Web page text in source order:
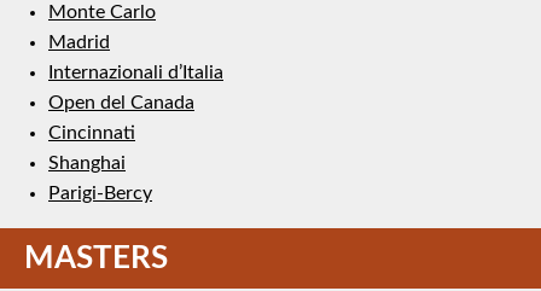
Monte Carlo
Madrid
Internazionali d’Italia
Open del Canada
Cincinnati
Shanghai
Parigi-Bercy
MASTERS